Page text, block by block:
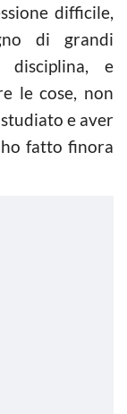
difficile,
di grandi
e
le cose, non
e aver
fatto finora